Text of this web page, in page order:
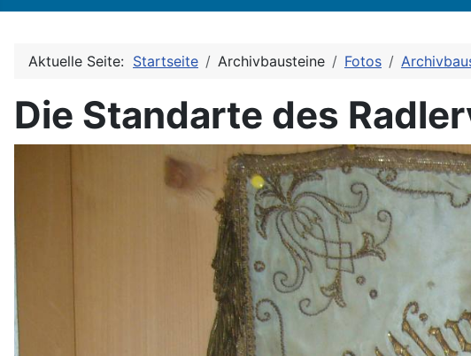
Aktuelle Seite: Startseite Archivbausteine Fotos
Die Standarte des